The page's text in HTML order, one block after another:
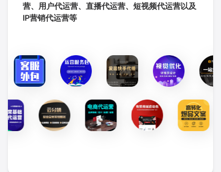
营、用户代运营、直播代运营、短视频代运营以及
IP营销代运营等